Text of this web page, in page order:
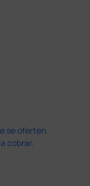
se oferten
cobrar.